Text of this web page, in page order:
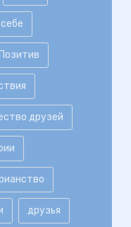
друзей
друзья